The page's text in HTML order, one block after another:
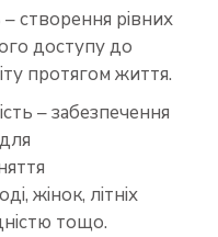
– створення рівних
доступу до
протягом життя.
– забезпечення
жінок, літніх
тощо.